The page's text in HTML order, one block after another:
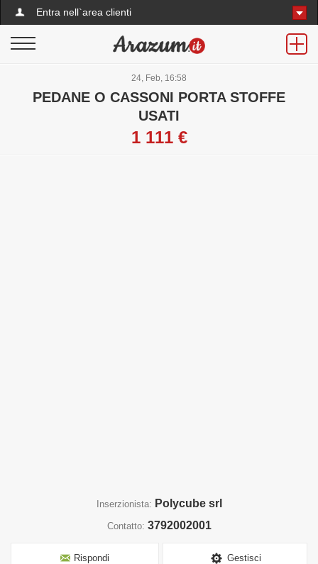
Entra nell`area clienti
24, Feb, 16:58
PEDANE O CASSONI PORTA STOFFE
USATI
1 111 €
Inserzionista: Polycube srl
Contatto: 3792002001
Rispondi Gestisci